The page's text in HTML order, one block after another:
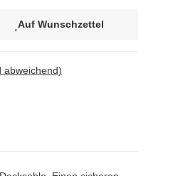
Auf Wunschzettel
abweichend)